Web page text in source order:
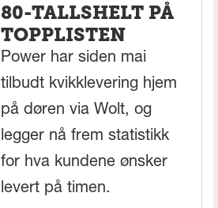
80-TALLSHELT PÅ
TOPPLISTEN
Power har siden mai
tilbudt kvikklevering hjem
på døren via Wolt, og
legger nå frem statistikk
for hva kundene ønsker
levert på timen.